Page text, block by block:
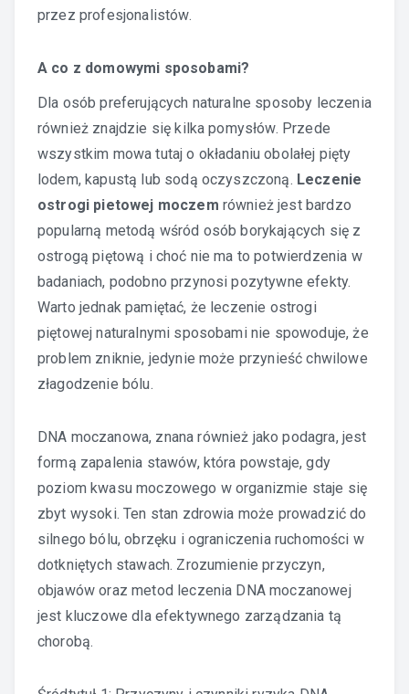
przez profesjonalistów.
A co z domowymi sposobami?
Dla osób preferujących naturalne sposoby leczenia
również znajdzie się kilka pomysłów. Przede
wszystkim mowa tutaj o okładaniu obolałej pięty
lodem, kapustą lub sodą oczyszczoną. Leczenie
ostrogi pietowej moczem również jest bardzo
popularną metodą wśród osób borykających się z
ostrogą piętową i choć nie ma to potwierdzenia w
badaniach, podobno przynosi pozytywne efekty.
Warto jednak pamiętać, że leczenie ostrogi
piętowej naturalnymi sposobami nie spowoduje, że
problem zniknie, jedynie może przynieść chwilowe
złagodzenie bólu.
DNA moczanowa, znana również jako podagra, jest
formą zapalenia stawów, która powstaje, gdy
poziom kwasu moczowego w organizmie staje się
zbyt wysoki. Ten stan zdrowia może prowadzić do
silnego bólu, obrzęku i ograniczenia ruchomości w
dotkniętych stawach. Zrozumienie przyczyn,
objawów oraz metod leczenia DNA moczanowej
jest kluczowe dla efektywnego zarządzania tą
chorobą.